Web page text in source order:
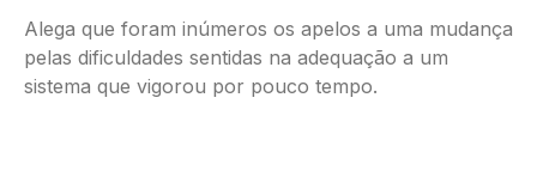
Alega que foram inúmeros os apelos a uma mudança
pelas dificuldades sentidas na adequação a um
sistema que vigorou por pouco tempo.